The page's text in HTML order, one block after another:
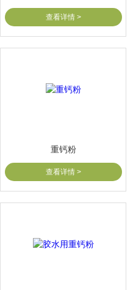
查看详情 >
重钙粉
查看详情 >